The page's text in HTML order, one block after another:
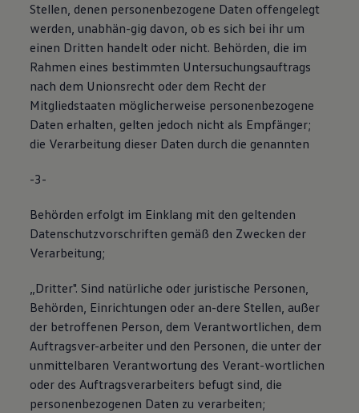
Stellen, denen personenbezogene Daten offengelegt
werden, unabhän-gig davon, ob es sich bei ihr um
einen Dritten handelt oder nicht. Behörden, die im
Rahmen eines bestimmten Untersuchungsauftrags
nach dem Unionsrecht oder dem Recht der
Mitgliedstaaten möglicherweise personenbezogene
Daten erhalten, gelten jedoch nicht als Empfänger;
die Verarbeitung dieser Daten durch die genannten
-3-
Behörden erfolgt im Einklang mit den geltenden
Datenschutzvorschriften gemäß den Zwecken der
Verarbeitung;
„Dritter". Sind natürliche oder juristische Personen,
Behörden, Einrichtungen oder an-dere Stellen, außer
der betroffenen Person, dem Verantwortlichen, dem
Auftragsver-arbeiter und den Personen, die unter der
unmittelbaren Verantwortung des Verant-wortlichen
oder des Auftragsverarbeiters befugt sind, die
personenbezogenen Daten zu verarbeiten;